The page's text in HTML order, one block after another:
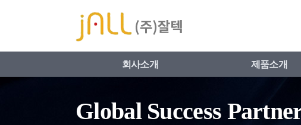
회사소개 제품소개
Global Success